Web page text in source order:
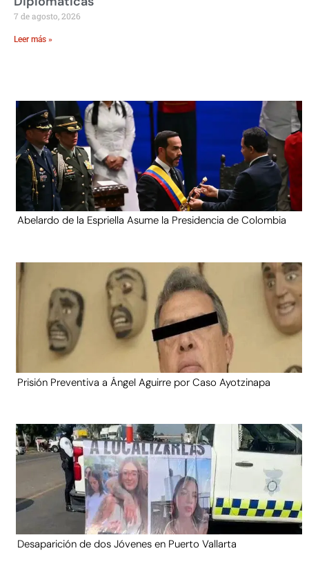
7 de agosto, 2026
Leer más »
Abelardo de la Espriella Asume la Presidencia de Colombia
Prisión Preventiva a Ángel Aguirre por Caso Ayotzinapa
Desaparición de dos Jóvenes en Puerto Vallarta